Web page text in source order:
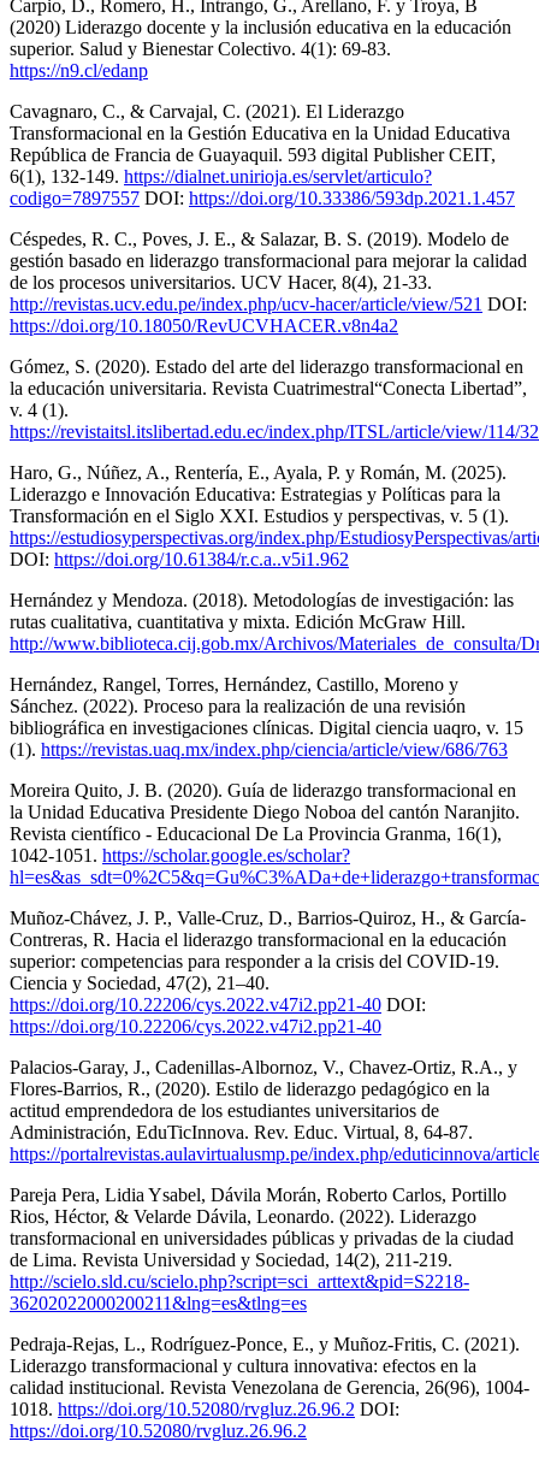
Carpio, D., Romero, H., Intrango, G., Arellano, F. y Troya, B
(2020) Liderazgo docente y la inclusión educativa en la educación
superior. Salud y Bienestar Colectivo. 4(1): 69-83.
https://n9.cl/edanp
Cavagnaro, C., & Carvajal, C. (2021). El Liderazgo
Transformacional en la Gestión Educativa en la Unidad Educativa
República de Francia de Guayaquil. 593 digital Publisher CEIT,
6(1), 132-149. https://dialnet.unirioja.es/servlet/articulo?
codigo=7897557 DOI: https://doi.org/10.33386/593dp.2021.1.457
Céspedes, R. C., Poves, J. E., & Salazar, B. S. (2019). Modelo de
gestión basado en liderazgo transformacional para mejorar la calidad
de los procesos universitarios. UCV Hacer, 8(4), 21-33.
http://revistas.ucv.edu.pe/index.php/ucv-hacer/article/view/521 DOI:
https://doi.org/10.18050/RevUCVHACER.v8n4a2
Gómez, S. (2020). Estado del arte del liderazgo transformacional en
la educación universitaria. Revista Cuatrimestral“Conecta Libertad”,
v. 4 (1).
https://revistaitsl.itslibertad.edu.ec/index.php/ITSL/article/view/114/
Haro, G., Núñez, A., Rentería, E., Ayala, P. y Román, M. (2025).
Liderazgo e Innovación Educativa: Estrategias y Políticas para la
Transformación en el Siglo XXI. Estudios y perspectivas, v. 5 (1).
https://estudiosyperspectivas.org/index.php/EstudiosyPerspectivas/
DOI: https://doi.org/10.61384/r.c.a..v5i1.962
Hernández y Mendoza. (2018). Metodologías de investigación: las
rutas cualitativa, cuantitativa y mixta. Edición McGraw Hill.
http://www.biblioteca.cij.gob.mx/Archivos/Materiales_de_consulta/
Hernández, Rangel, Torres, Hernández, Castillo, Moreno y
Sánchez. (2022). Proceso para la realización de una revisión
bibliográfica en investigaciones clínicas. Digital ciencia uaqro, v. 15
(1). https://revistas.uaq.mx/index.php/ciencia/article/view/686/763
Moreira Quito, J. B. (2020). Guía de liderazgo transformacional en
la Unidad Educativa Presidente Diego Noboa del cantón Naranjito.
Revista científico - Educacional De La Provincia Granma, 16(1),
1042-1051. https://scholar.google.es/scholar?
Muñoz-Chávez, J. P., Valle-Cruz, D., Barrios-Quiroz, H., & García-
Contreras, R. Hacia el liderazgo transformacional en la educación
superior: competencias para responder a la crisis del COVID-19.
Ciencia y Sociedad, 47(2), 21–40.
https://doi.org/10.22206/cys.2022.v47i2.pp21-40 DOI:
https://doi.org/10.22206/cys.2022.v47i2.pp21-40
Palacios-Garay, J., Cadenillas-Albornoz, V., Chavez-Ortiz, R.A., y
Flores-Barrios, R., (2020). Estilo de liderazgo pedagógico en la
actitud emprendedora de los estudiantes universitarios de
Administración, EduTicInnova. Rev. Educ. Virtual, 8, 64-87.
https://portalrevistas.aulavirtualusmp.pe/index.php/eduticinnova/
Pareja Pera, Lidia Ysabel, Dávila Morán, Roberto Carlos, Portillo
Rios, Héctor, & Velarde Dávila, Leonardo. (2022). Liderazgo
transformacional en universidades públicas y privadas de la ciudad
de Lima. Revista Universidad y Sociedad, 14(2), 211-219.
http://scielo.sld.cu/scielo.php?script=sci_arttext&pid=S2218-
36202022000200211&lng=es&tlng=es
Pedraja-Rejas, L., Rodríguez-Ponce, E., y Muñoz-Fritis, C. (2021).
Liderazgo transformacional y cultura innovativa: efectos en la
calidad institucional. Revista Venezolana de Gerencia, 26(96), 1004-
1018. https://doi.org/10.52080/rvgluz.26.96.2 DOI:
https://doi.org/10.52080/rvgluz.26.96.2